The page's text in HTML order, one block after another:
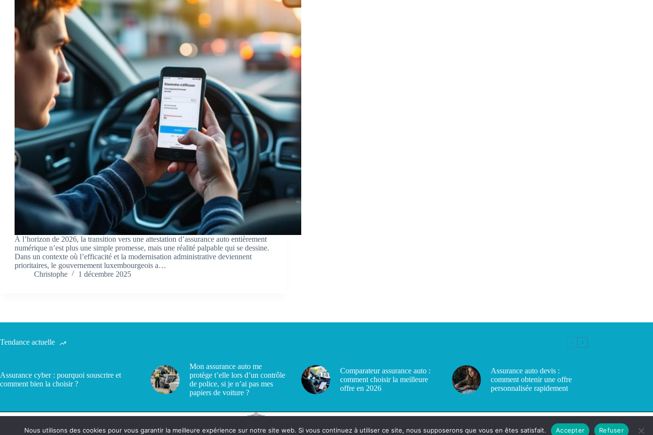
À l’horizon de 2026, la transition vers une attestation d’assurance auto entièrement
numérique n’est plus une simple promesse, mais une réalité palpable qui se dessine.
Dans un contexte où l’efficacité et la modernisation administrative deviennent
prioritaires, le gouvernement luxembourgeois a…
Christophe
1 décembre 2025
Tendance actuelle
Assurance cyber : pourquoi souscrire et
comment bien la choisir ?
Mon assurance auto me
protège t’elle lors d’un contrôle
de police, si je n’ai pas mes
papiers de voiture ?
Comparateur assurance auto :
comment choisir la meilleure
offre en 2026
Assurance auto devis :
comment obtenir une offre
personnalisée rapidement
Nous utilisons des cookies pour vous garantir la meilleure expérience sur notre site web. Si vous continuez à utiliser ce site, nous supposerons que vous en êtes satisfait. Accepter Refuser